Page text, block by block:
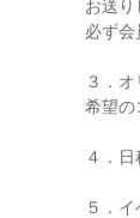
お送り
必ず会
３．
希望の
４．
５．